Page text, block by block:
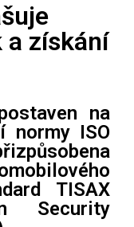
a získání
na
normy ISO
TISAX
Security